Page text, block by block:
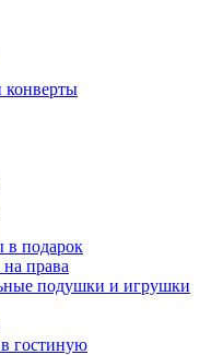
конверты
в подарок
права
подушки и игрушки
гостиную